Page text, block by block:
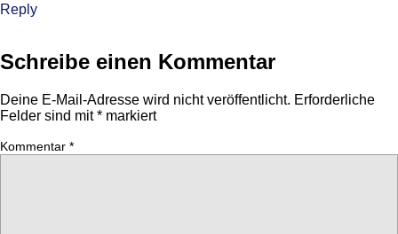
Reply
Schreibe einen Kommentar
Deine E-Mail-Adresse wird nicht veröffentlicht. Erforderliche
Felder sind mit* markiert
Kommentar *